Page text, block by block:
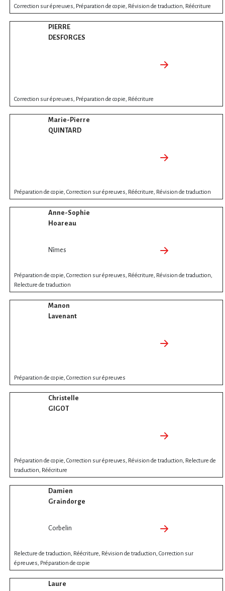
Correction sur épreuves, Préparation de copie, Révision de traduction, Réécriture
PIERRE
DESFORGES
Correction sur épreuves, Préparation de copie, Réécriture
Marie-Pierre
QUINTARD
Préparation de copie, Correction sur épreuves, Réécriture, Révision de traduction
Anne-Sophie
Hoareau
Nîmes
Préparation de copie, Correction sur épreuves, Réécriture, Révision de traduction,
Relecture de traduction
Manon
Lavenant
Préparation de copie, Correction sur épreuves
Christelle
GIGOT
Préparation de copie, Correction sur épreuves, Révision de traduction, Relecture de
traduction, Réécriture
Damien
Graindorge
Corbelin
Relecture de traduction, Réécriture, Révision de traduction, Correction sur
épreuves, Préparation de copie
Laure